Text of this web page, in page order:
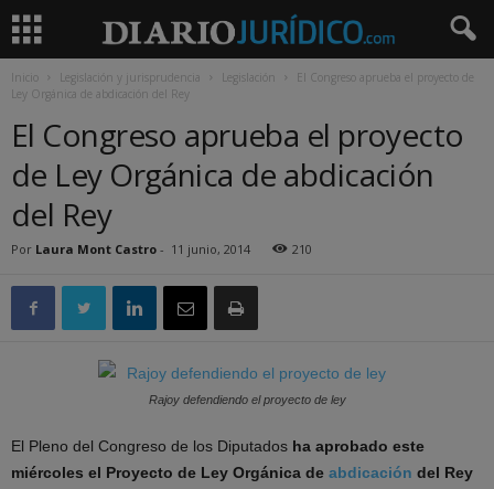
Inicio Legislación y jurisprudencia Legislación
El Congreso aprueba el proyecto de
Ley Orgánica de abdicación del Rey
El Congreso aprueba el proyecto
de Ley Orgánica de abdicación
del Rey
Por Laura Mont Castro - 11 junio, 2014 210
Rajoy defendiendo el proyecto de ley
El Pleno del Congreso de los Diputados ha aprobado este
miércoles el Proyecto de Ley Orgánica de abdicación del Rey